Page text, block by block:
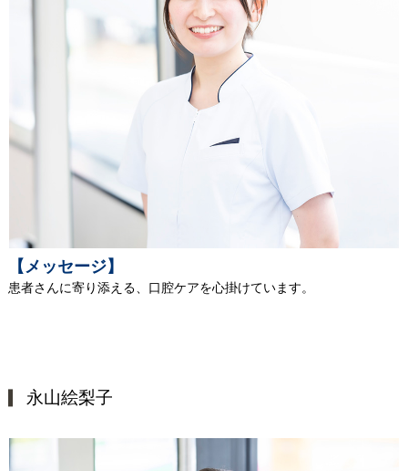
【メッセージ】
患者さんに寄り添える、口腔ケアを心掛けています。
永山絵梨子